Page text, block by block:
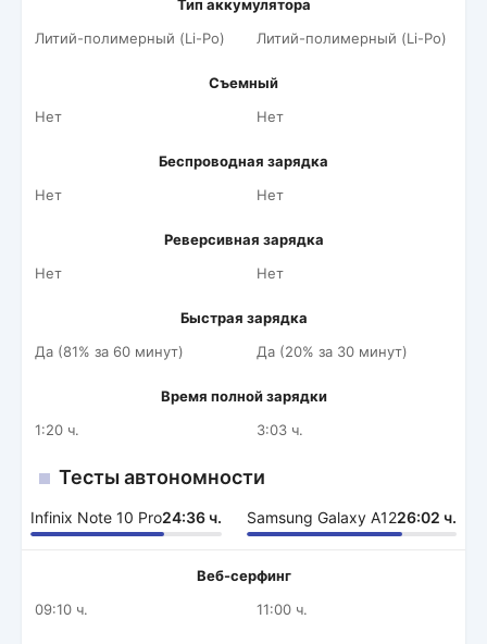
Тип аккумулятора
Литий-полимерный (Li-Po)
Литий-полимерный (Li-Po)
Съемный
Нет
Нет
Беспроводная зарядка
Нет
Нет
Реверсивная зарядка
Нет
Нет
Быстрая зарядка
Да (81% за 60 минут)
Да (20% за 30 минут)
Время полной зарядки
1:20 ч.
3:03 ч.
Тесты автономности
Infinix Note 10 Pro24:36 ч. Samsung Galaxy A1226:02 ч.
Веб-серфинг
09:10 ч.
11:00 ч.